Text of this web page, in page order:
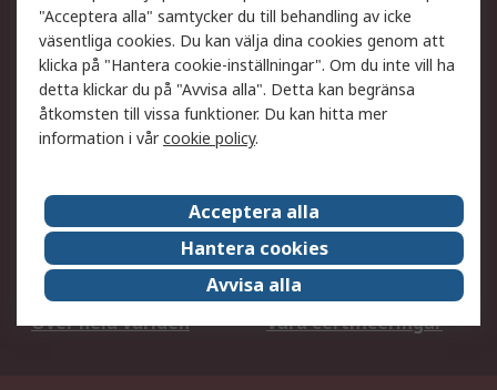
Få hjälp
Retur av varor
Leverans
Spåra din order
Begär en fakturakopi
Fördelar med RS-konto
Betalningsalternativ
Om RS
Försäljningsvillkor
Det juridiska
Press Centre
Jobba hos RS
ESG
Över hela världen
Våra certificeringar
"Acceptera alla" samtycker du till behandling av icke
väsentliga cookies. Du kan välja dina cookies genom att
klicka på "Hantera cookie-inställningar". Om du inte vill ha
detta klickar du på "Avvisa alla". Detta kan begränsa
åtkomsten till vissa funktioner. Du kan hitta mer
information i vårcookie policy.
Acceptera alla
Hantera cookies
Avvisa alla